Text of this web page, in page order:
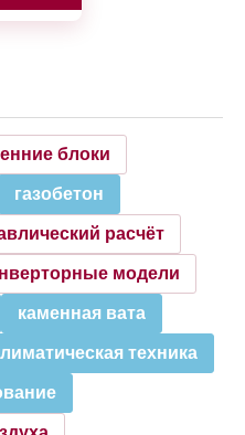
блоки
газобетон
расчёт
модели
каменная вата
техника